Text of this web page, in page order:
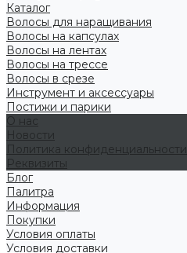
Каталог
Волосы для наращивания
Волосы на капсулах
Волосы на лентах
Волосы на трессе
Волосы в срезе
Инструмент и аксессуары
Постижи и парики
О нас
Новости
Политика конфиденциальности
Реквизиты
Блог
Палитра
Информация
Покупки
Условия оплаты
Условия доставки